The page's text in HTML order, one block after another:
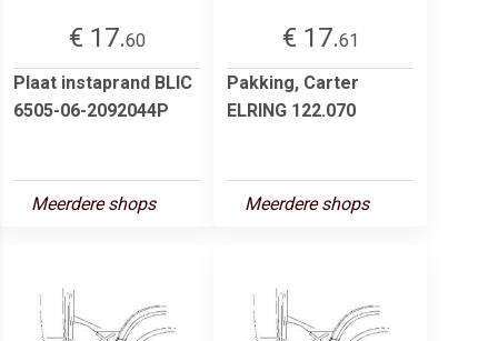
€ 17.60
Plaat instaprand BLIC
6505-06-2092044P
Meerdere shops
€ 17.61
Pakking, Carter
ELRING 122.070
Meerdere shops